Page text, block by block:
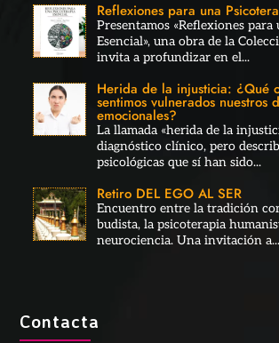
Reflexiones para una
Presentamos «Reflexiones para
Esencial», una obra de la
invita a profundizar en el...
Herida de la injusticia: ¿Qué
sentimos vulnerados nuestros
emocionales?
La llamada «herida de la
diagnóstico clínico, pero
psicológicas que sí han sido...
Retiro DEL EGO AL SER
Encuentro entre la tradición
budista, la psicoterapia
neurociencia. Una invitación a...
Contacta